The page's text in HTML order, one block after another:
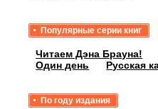
Популярные серии книг
Читаем Дэна Брауна!
Один день
Русская
По году издания